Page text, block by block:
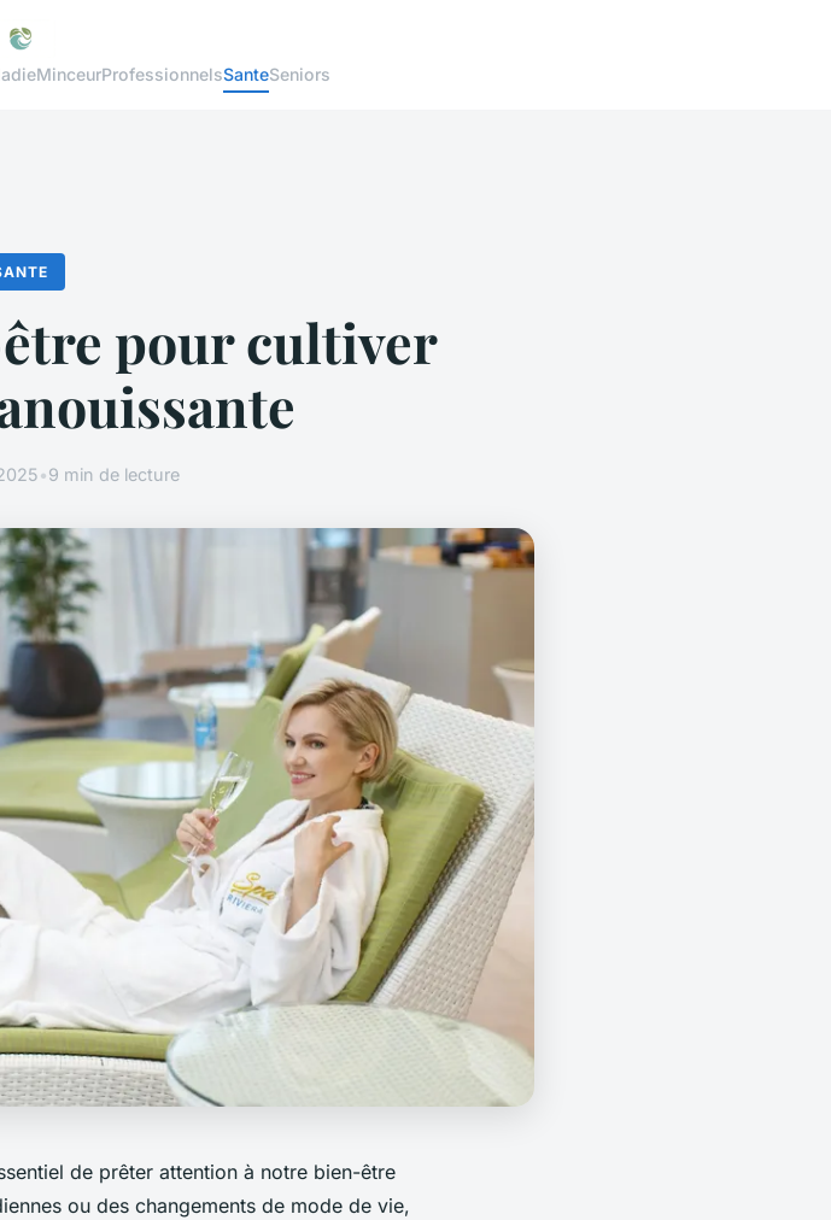
MinceurProfessionnelsSanteSeniors
pour cultiver
•9 min de lecture
de prêter attention à notre bien-être
ou des changements de mode de vie,